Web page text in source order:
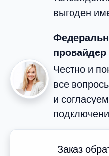
выгоден
провайдер
Честно и
все
и
Заказ